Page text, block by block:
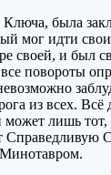
Ключа, была
мог идти
своей, и был
повороты
из всех.
лишь тот,
Справедливую
Минотавром.